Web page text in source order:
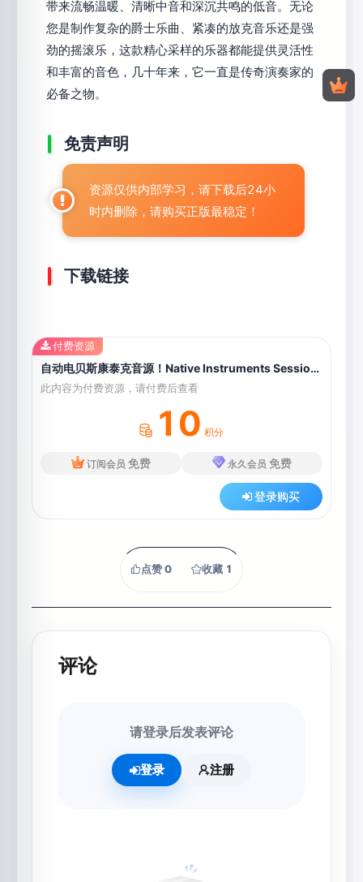
带来流畅温暖、清晰中音和深沉共鸣的低音。无论
您是制作复杂的爵士乐曲、紧凑的放克音乐还是强
劲的摇滚乐，这款精心采样的乐器都能提供灵活性
和丰富的音色，几十年来，它一直是传奇演奏家的
必备之物。
免责声明
资源仅供内部学习，请下载后24小
时内删除，请购买正版最稳定！
下载链接
自动电贝斯康泰克音源！Native Instruments Session Bassist Jam Bass v1.0.1 KONTAKT
此内容为付费资源，请付费后查看
10 积分
订阅会员 免费 永久会员 免费
登录购买
付费资源
点赞0 收藏 1
评论
请登录后发表评论
登录 注册